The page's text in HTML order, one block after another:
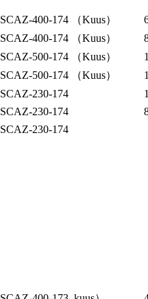
SCAZ-400-174 （Kuus）
SCAZ-400-174 （Kuus）
SCAZ-500-174 （Kuus）
SCAZ-500-174 （Kuus）
SCAZ-230-174
SCAZ-230-174
SCAZ-230-174